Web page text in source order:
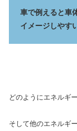
車で例えると車
イメージしやす
どのようにエネルギ
そして他のエネルギ